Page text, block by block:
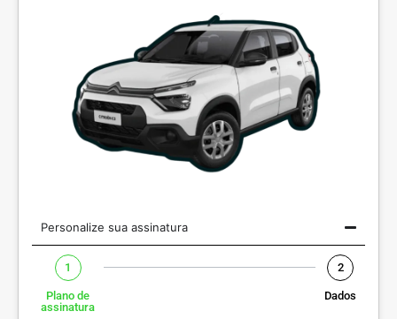
Personalize sua assinatura
1
Plano de
assinatura
2
Dados